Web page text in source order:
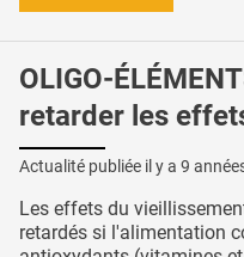
OLIGO-
retarder les
Actualité publiée il y a 9
Les effets du
retardés si l'alimentation